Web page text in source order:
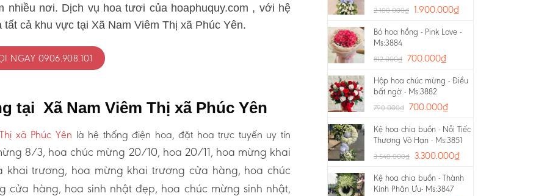
nhiều nơi. Dịch vụ hoa tươi của hoaphuquy.com , với hệ
cả khu vực tại Xã Nam Viêm Thị xã Phúc Yên.
NGAY 0906.908.101
tại Xã Nam Viêm Thị xã Phúc Yên
xã Phúc Yên là hệ thống điện hoa, đặt hoa trực tuyến uy tín
8/3, hoa chúc mừng 20/10, hoa 20/11, hoa mừng khai
trương, hoa mừng khai trương cửa hàng, hoa chúc
hàng, hoa sinh nhật đẹp, hoa chúc mừng sinh nhật,
2.100.000₫ 1.900.000₫
Bó hoa hồng - Pink Love -
Ms:3884
812.000₫ 700.000₫
Hộp hoa chúc mừng - Điều
bất ngờ - Ms:3882
790.000₫ 700.000₫
Kệ hoa chia buồn - Nỗi Tiếc
Thương Vô Hạn - Ms:3851
3.540.000₫ 3.300.000₫
Kệ hoa chia buồn - Thành
Kính Phân Ưu- Ms:3847